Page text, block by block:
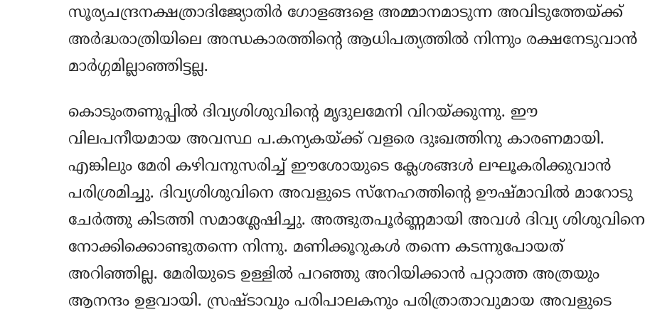
സൂര്യചന്ദ്രനക്ഷത്രാദിജ്യോതിര്‍ ഗോളങ്ങളെ അമ്മാനമാടുന്ന അവിടുത്തേയ്ക്ക്
അര്‍ദ്ധരാത്രിയിലെ അന്ധകാരത്തിന്‍റെ ആധിപത്യത്തില്‍ നിന്നും രക്ഷനേടുവാന്‍
മാര്‍ഗ്ഗമില്ലാഞ്ഞിട്ടല്ല.
കൊടുംതണുപ്പില്‍ ദിവ്യശിശുവിന്‍റെ മൃദുലമേനി വിറയ്ക്കുന്നു. ഈ
വിലപനീയമായ അവസ്ഥ പ.കന്യകയ്ക്ക് വളരെ ദുഃഖത്തിനു കാരണമായി.
എങ്കിലും മേരി കഴിവനുസരിച്ച് ഈശോയുടെ ക്ലേശങ്ങള്‍ ലഘൂകരിക്കുവാന്‍
പരിശ്രമിച്ചു. ദിവ്യശിശുവിനെ അവളുടെ സ്നേഹത്തിന്‍റെ ഊഷ്മാവില്‍ മാറോടു
ചേര്‍ത്തു കിടത്തി സമാശ്ലേഷിച്ചു. അത്ഭുതപൂര്‍ണ്ണമായി അവള്‍ ദിവ്യ ശിശുവിനെ
നോക്കിക്കൊണ്ടുതന്നെ നിന്നു. മണിക്കൂറുകള്‍ തന്നെ കടന്നുപോയത്
അറിഞ്ഞില്ല. മേരിയുടെ ഉള്ളില്‍ പറഞ്ഞു അറിയിക്കാന്‍ പറ്റാത്ത അത്രയും
ആനന്ദം ഉളവായി. സ്രഷ്ടാവും പരിപാലകനും പരിത്രാതാവുമായ അവളുടെ